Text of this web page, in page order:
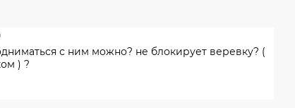
с ним можно? не блокирует веревку? (
) ?